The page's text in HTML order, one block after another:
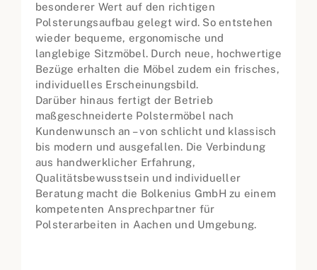
besonderer Wert auf den richtigen
Polsterungsaufbau gelegt wird. So entstehen
wieder bequeme, ergonomische und
langlebige Sitzmöbel. Durch neue, hochwertige
Bezüge erhalten die Möbel zudem ein frisches,
individuelles Erscheinungsbild.
Darüber hinaus fertigt der Betrieb
maßgeschneiderte Polstermöbel nach
Kundenwunsch an – von schlicht und klassisch
bis modern und ausgefallen. Die Verbindung
aus handwerklicher Erfahrung,
Qualitätsbewusstsein und individueller
Beratung macht die Bolkenius GmbH zu einem
kompetenten Ansprechpartner für
Polsterarbeiten in Aachen und Umgebung.